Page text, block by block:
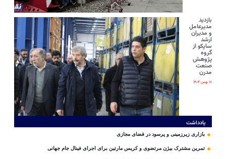
بازدید
مدیرعامل
و مدیران
ارشد
ساپکو از
گروه
پژوهش
صنعت
مدرن
۱۸ بهمن ۱۴۰۴
یادداشت
بازاری زیرزمینی و پرسود در فضای مجازی
تمرین مشترک بیژن مرتضوی و کریس مارتین برای اجرای فینال جام جهانی